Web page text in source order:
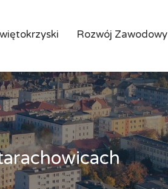
Rozwój Zawodowy